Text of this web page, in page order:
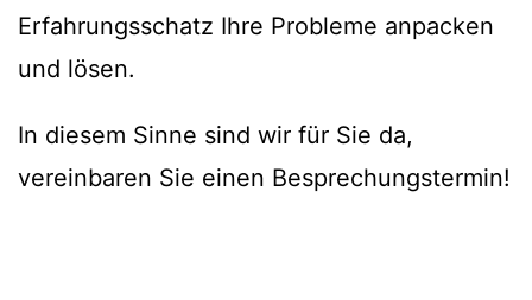
Erfahrungsschatz Ihre Probleme anpacken
und lösen.
In diesem Sinne sind wir für Sie da,
vereinbaren Sie einen Besprechungstermin!